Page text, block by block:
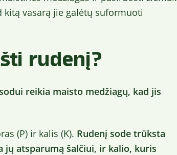
kitą vasarą jie galėtų suformuoti
rudenį?
reikia maisto medžiagų, kad jis
(P) ir kalis (K). Rudenį sode trūksta
jų atsparumą šalčiui, ir kalio, kuris